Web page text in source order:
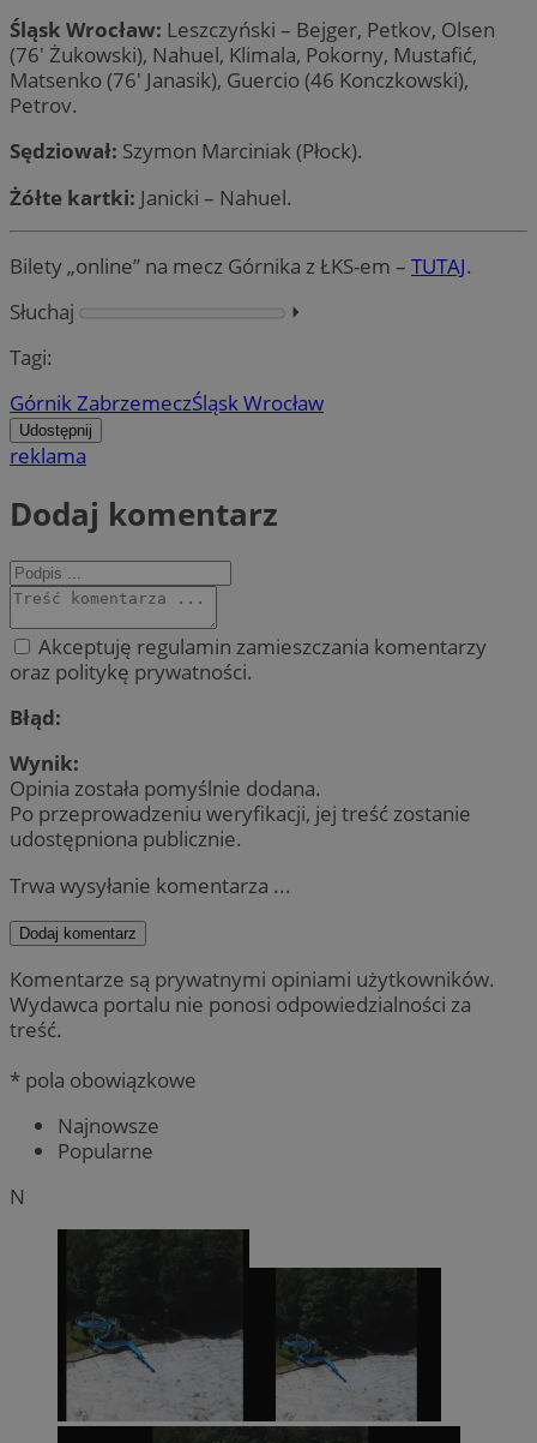
Śląsk Wrocław: Leszczyński – Bejger, Petkov, Olsen
(76′ Żukowski), Nahuel, Klimala, Pokorny, Mustafić,
Matsenko (76′ Janasik), Guercio (46 Konczkowski),
Petrov.
Sędziował: Szymon Marciniak (Płock).
Żółte kartki: Janicki – Nahuel.
Bilety „online” na mecz Górnika z ŁKS-em – TUTAJ.
Słuchaj
⏵︎
Tagi:
Górnik ZabrzemeczŚląsk Wrocław
Udostępnij
reklama
Dodaj komentarz
Akceptuję regulamin zamieszczania komentarzy
oraz politykę prywatności.
Błąd:
Wynik:
Opinia została pomyślnie dodana.
Po przeprowadzeniu weryfikacji, jej treść zostanie
udostępniona publicznie.
Trwa wysyłanie komentarza ...
Dodaj komentarz
Komentarze są prywatnymi opiniami użytkowników.
Wydawca portalu nie ponosi odpowiedzialności za
treść.
* pola obowiązkowe
Najnowsze
Popularne
N